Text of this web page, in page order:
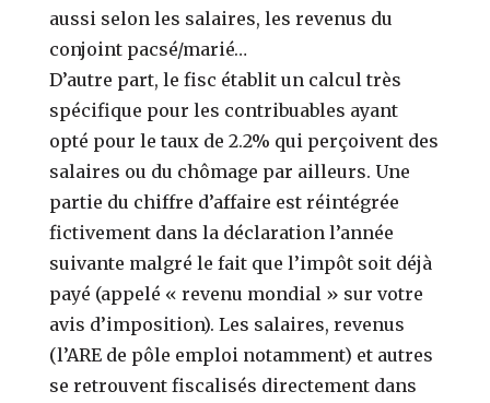
aussi selon les salaires, les revenus du
conjoint pacsé/marié…
D’autre part, le fisc établit un calcul très
spécifique pour les contribuables ayant
opté pour le taux de 2.2% qui perçoivent des
salaires ou du chômage par ailleurs. Une
partie du chiffre d’affaire est réintégrée
fictivement dans la déclaration l’année
suivante malgré le fait que l’impôt soit déjà
payé (appelé « revenu mondial » sur votre
avis d’imposition). Les salaires, revenus
(l’ARE de pôle emploi notamment) et autres
se retrouvent fiscalisés directement dans